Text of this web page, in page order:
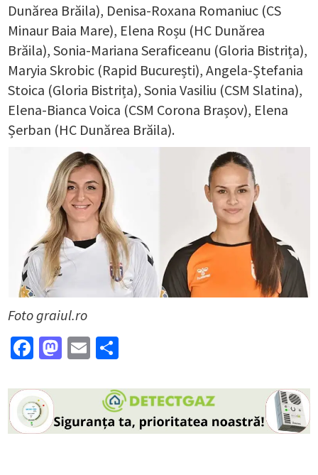
Dunărea Brăila), Denisa-Roxana Romaniuc (CS
Minaur Baia Mare), Elena Roșu (HC Dunărea
Brăila), Sonia-Mariana Seraficeanu (Gloria Bistrița),
Maryia Skrobic (Rapid București), Angela-Ștefania
Stoica (Gloria Bistrița), Sonia Vasiliu (CSM Slatina),
Elena-Bianca Voica (CSM Corona Brașov), Elena
Șerban (HC Dunărea Brăila).
Foto graiul.ro
Facebook
Mastodon
Email